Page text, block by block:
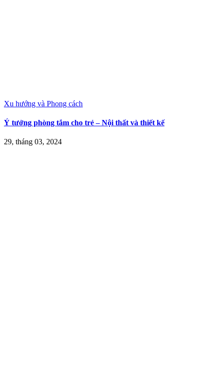
Xu hướng và Phong cách
Ý tưởng phòng tắm cho trẻ – Nội thất và thiết kế
29, tháng 03, 2024